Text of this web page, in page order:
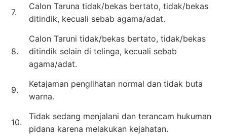
7.
Calon Taruna tidak/bekas bertato, tidak/bekas
ditindik, kecuali sebab agama/adat.
8.
Calon Taruni tidak/bekas bertato, tidak/bekas
ditindik selain di telinga, kecuali sebab
agama/adat.
9.
Ketajaman penglihatan normal dan tidak buta
warna.
10.
Tidak sedang menjalani dan terancam hukuman
pidana karena melakukan kejahatan.